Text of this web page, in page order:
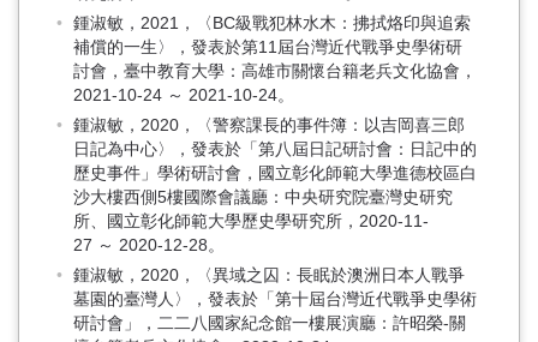
鍾淑敏，2021，〈BC級戰犯林水木：拂拭烙印與追索
補償的一生〉，發表於第11屆台灣近代戰爭史學術研
討會，臺中教育大學：高雄市關懷台籍老兵文化協會，
2021-10-24 ～ 2021-10-24。
鍾淑敏，2020，〈警察課長的事件簿：以吉岡喜三郎
日記為中心〉，發表於「第八屆日記研討會：日記中的
歷史事件」學術研討會，國立彰化師範大學進德校區白
沙大樓西側5樓國際會議廳：中央研究院臺灣史研究
所、國立彰化師範大學歷史學研究所，2020-11-
27 ～ 2020-12-28。
鍾淑敏，2020，〈異域之囚：長眠於澳洲日本人戰爭
墓園的臺灣人〉，發表於「第十屆台灣近代戰爭史學術
研討會」，二二八國家紀念館一樓展演廳：許昭榮-關